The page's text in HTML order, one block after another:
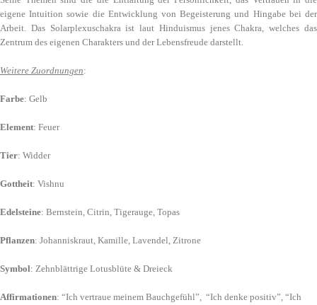
eigene Intuition sowie die Entwicklung von Begeisterung und Hingabe bei der
Arbeit. Das Solarplexuschakra ist laut Hinduismus jenes Chakra, welches das
Zentrum des eigenen Charakters und der Lebensfreude darstellt.
Weitere Zuordnungen:
Farbe: Gelb
Element: Feuer
Tier: Widder
Gottheit: Vishnu
Edelsteine: Bernstein, Citrin, Tigerauge, Topas
Pflanzen: Johanniskraut, Kamille, Lavendel, Zitrone
Symbol: Zehnblättrige Lotusblüte & Dreieck
Affirmationen: “Ich vertraue meinem Bauchgefühl”, “Ich denke positiv”, “Ich